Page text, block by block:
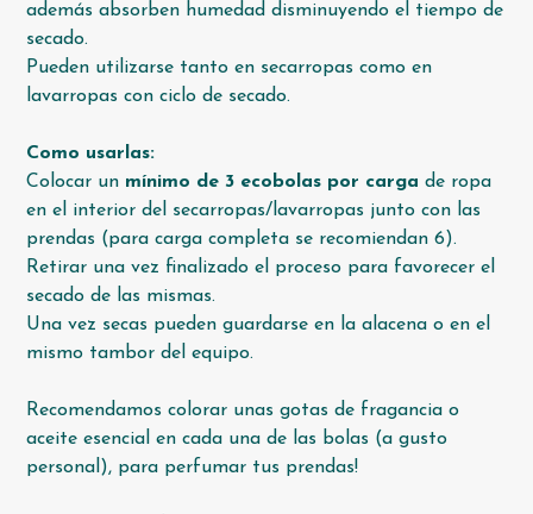
además absorben humedad disminuyendo el tiempo de
secado.
Pueden utilizarse tanto en secarropas como en
lavarropas con ciclo de secado.
Como usarlas:
Colocar un mínimo de 3 ecobolas por carga de ropa
en el interior del secarropas/lavarropas junto con las
prendas (para carga completa se recomiendan 6).
Retirar una vez finalizado el proceso para favorecer el
secado de las mismas.
Una vez secas pueden guardarse en la alacena o en el
mismo tambor del equipo.
Recomendamos colorar unas gotas de fragancia o
aceite esencial en cada una de las bolas (a gusto
personal), para perfumar tus prendas!